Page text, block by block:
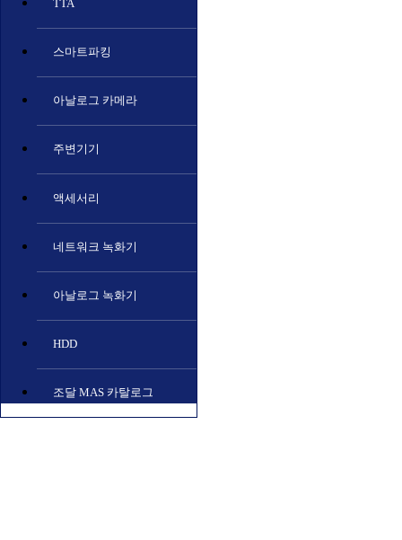
TTA
스마트파킹
아날로그 카메라
주변기기
액세서리
네트워크 녹화기
아날로그 녹화기
HDD
조달 MAS 카탈로그